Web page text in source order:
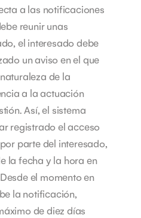
a las notificaciones
reunir unas
el interesado debe
un aviso en el que
de la
a la actuación
Así, el sistema
registrado el acceso
parte del interesado,
la fecha y la hora en
Desde el momento en
la notificación,
de diez días